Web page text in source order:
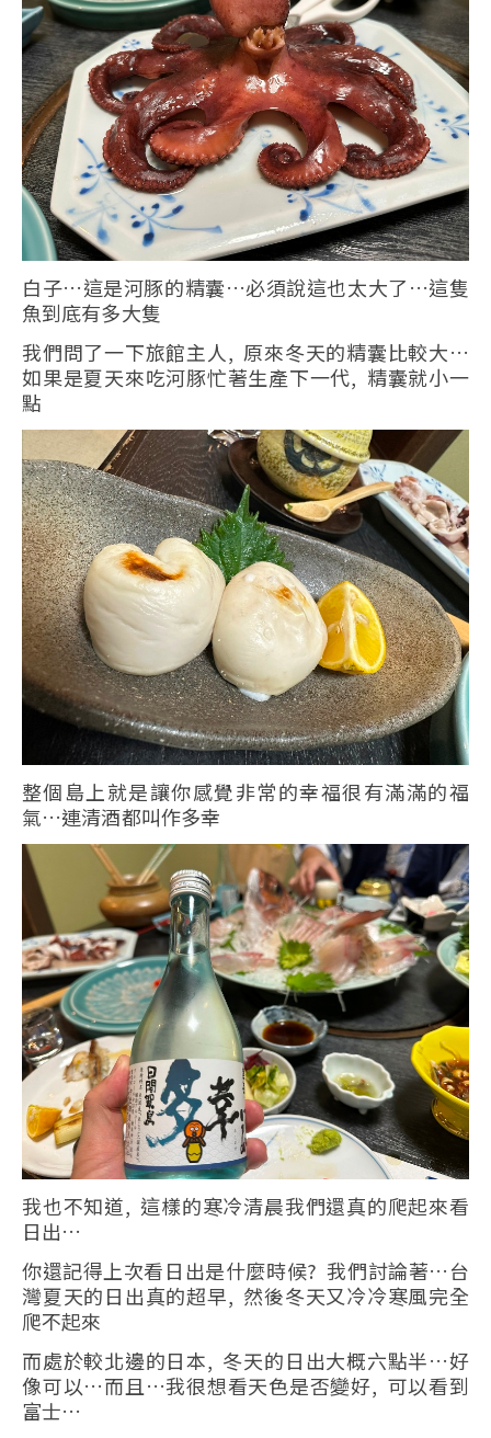
白子…這是河豚的精囊…必須說這也太大了…這隻
魚到底有多大隻
我們問了一下旅館主人, 原來冬天的精囊比較大…
如果是夏天來吃河豚忙著生產下一代, 精囊就小一
點
整個島上就是讓你感覺非常的幸福很有滿滿的福
氣…連清酒都叫作多幸
我也不知道, 這樣的寒冷清晨我們還真的爬起來看
日出…
你還記得上次看日出是什麼時候? 我們討論著…台
灣夏天的日出真的超早, 然後冬天又冷冷寒風完全
爬不起來
而處於較北邊的日本, 冬天的日出大概六點半…好
像可以…而且…我很想看天色是否變好, 可以看到
富士…